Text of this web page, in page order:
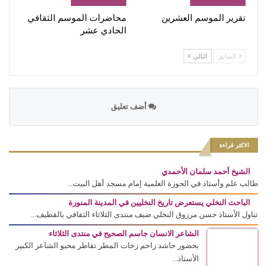
تقرير الموسم العشرين
محاضرات الموسم الثقافي
الحادي عشر
السابق التالي
أضف تعليق
الاكثر قراءة
الشيخ أحمد سلمان الأحمدي
طالب علم وأستاذ في الحوزة العلمية إمام مسجد أهل البيت...
الباحث النخلي يستعرض تاريخ النخليين في المدينة المنورة
تناول الأستاذ حسن مرزوق النخلي ضيف منتدى الثلاثاء الثقافي بالقطيف...
الشاعر الانسان جاسم الصحيح في منتدى الثلاثاء
بحضور حاشد زاحم زخات المطر تقاطر محبو الشاعر الكبير
الأستاذ...